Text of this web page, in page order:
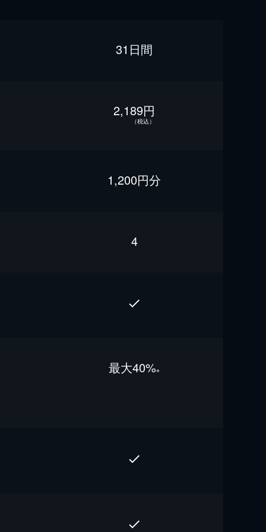
31日間
2,189円
（税込）
1,200円分
4
最⼤40%※